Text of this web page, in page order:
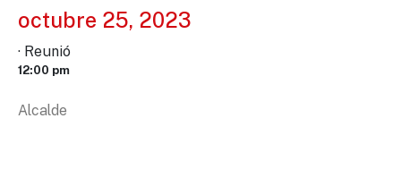
octubre 25, 2023
· Reunió
12:00 pm
Alcalde